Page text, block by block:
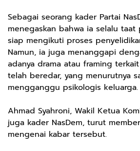
Sebagai seorang kader Partai
menegaskan bahwa ia selalu
siap mengikuti proses
Namun, ia juga menanggapi
adanya drama atau framing
telah beredar, yang menurutnya
mengganggu psikologis keluarga.
Ahmad Syahroni, Wakil Ketua
juga kader NasDem, turut
mengenai kabar tersebut.